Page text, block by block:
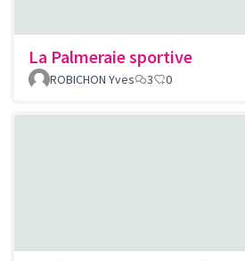
La Palmeraie sportive
ROBICHON Yves
3 0